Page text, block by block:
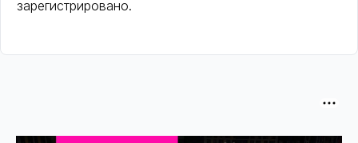
зарегистрировано.